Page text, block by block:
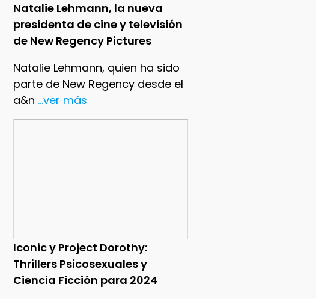
Natalie Lehmann, la nueva
presidenta de cine y televisión
de New Regency Pictures
Natalie Lehmann, quien ha sido
parte de New Regency desde el
a&n ...ver más
Iconic y Project Dorothy:
Thrillers Psicosexuales y
Ciencia Ficción para 2024